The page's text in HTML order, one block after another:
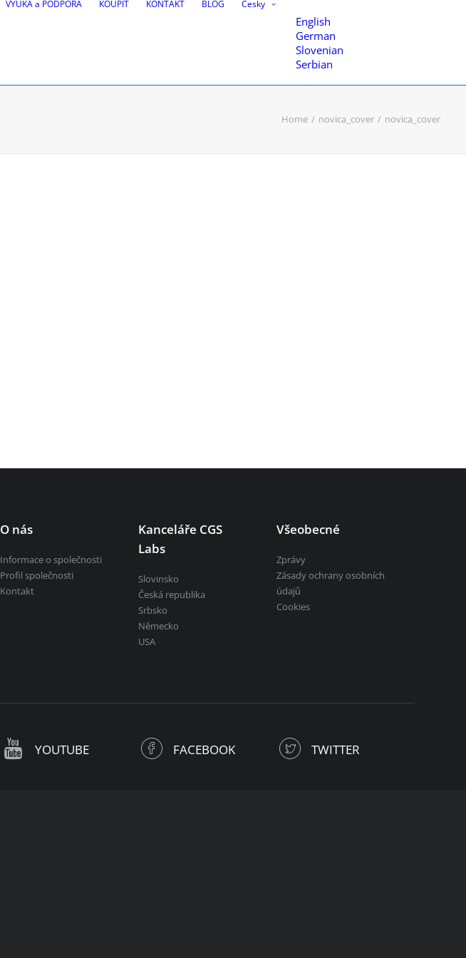
VÝUKA a PODPORA KOUPIT KONTAKT BLOG Česky
English
German
Slovenian
Serbian
Home novica_cover novica_cover
O nás
Informace o společnosti
Profil společnosti
Kontakt
Kanceláře CGS
Labs
Slovinsko
Česká republika
Srbsko
Německo
USA
Všeobecné
Zprávy
Zásady ochrany osobních
údajů
Cookies
YOUTUBE FACEBOOK TWITTER